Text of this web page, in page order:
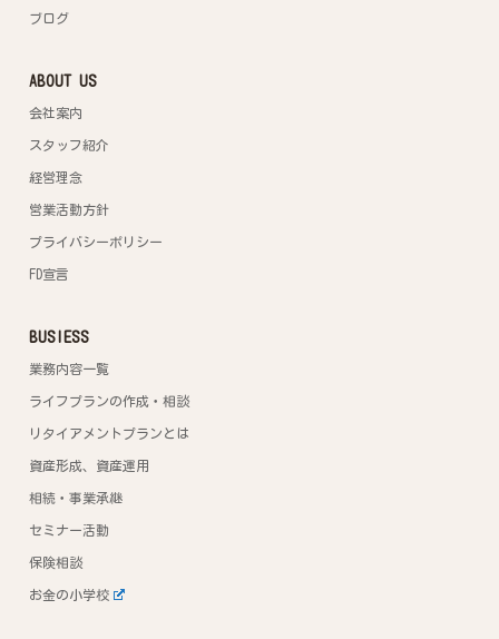
ブログ
ABOUT US
会社案内
スタッフ紹介
経営理念
営業活動方針
プライバシーポリシー
FD宣言
BUSIESS
業務内容一覧
ライフプランの作成・相談
リタイアメントプランとは
資産形成、資産運用
相続・事業承継
セミナー活動
保険相談
お金の小学校